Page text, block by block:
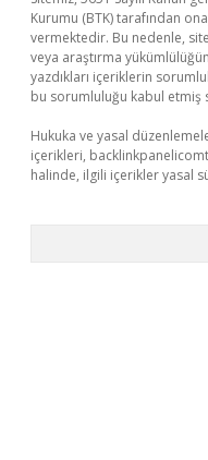
Kurumu (BTK) tarafından
vermektedir. Bu nedenle,
veya araştırma
yazdıkları içeriklerin
bu sorumluluğu kabul etmiş
Hukuka ve yasal
içerikleri,
halinde, ilgili içerikler yasal